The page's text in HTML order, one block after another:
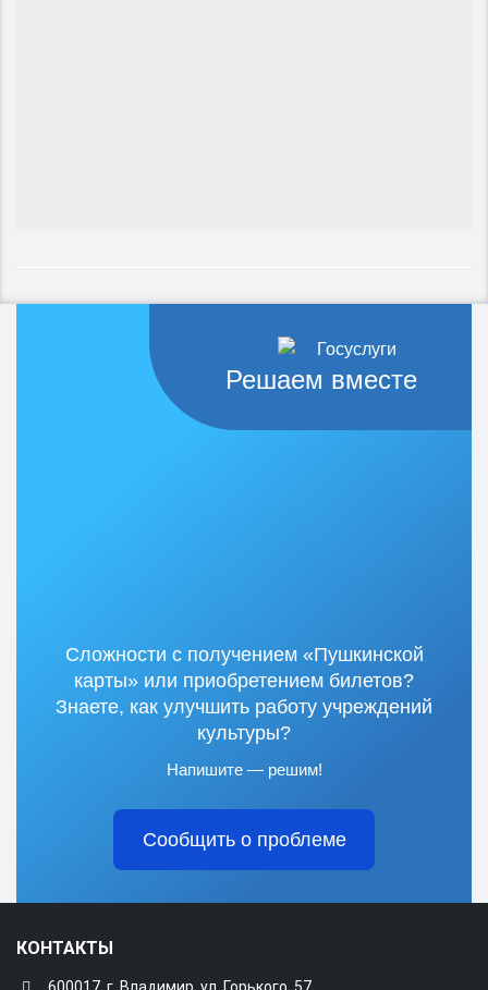
Решаем вместе
Сложности с получением «Пушкинской
карты» или приобретением билетов?
Знаете, как улучшить работу учреждений
культуры?
Напишите — решим!
Сообщить о проблеме
КОНТАКТЫ
600017, г. Владимир, ул. Горького, 57